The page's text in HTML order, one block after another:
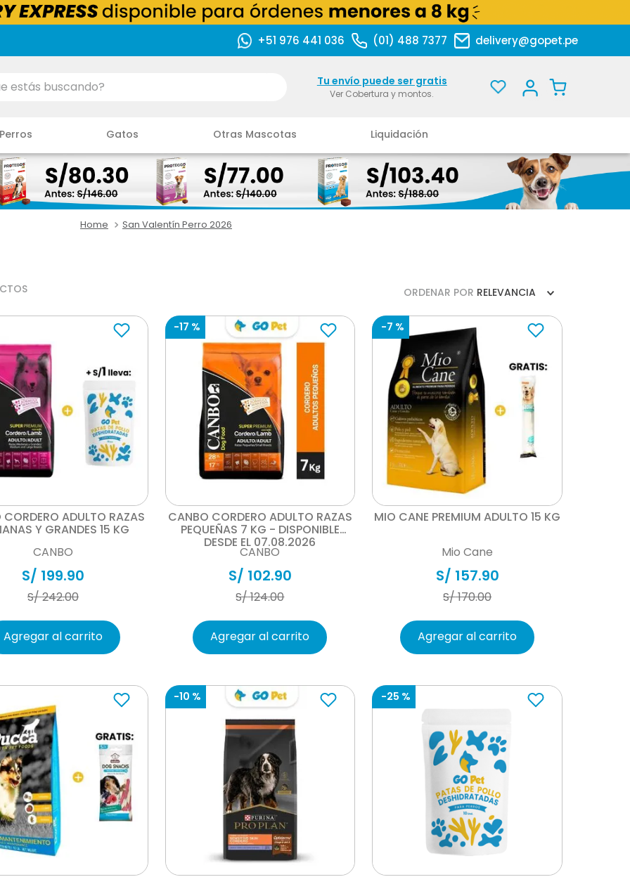
+51 976 441 036 (01) 488 7377 delivery@gopet.pe
buscando? Tu envío puede ser gratis
Ver Cobertura y montos.
Perros Gatos Otras Mascotas Liquidación
San Valentín Perro 2026
ORDENAR POR RELEVANCIA
ADULTO RAZAS
Y GRANDES 15 KG
CANBO
S/ 199.90
S/242.00
Agregar al carrito
-17 %
CANBO CORDERO ADULTO RAZAS
PEQUEÑAS 7 KG - DISPONIBLE
DESDE EL 07.08.2026
CANBO
S/ 102.90
S/124.00
Agregar al carrito
-7 %
Vista rápida
MIO CANE PREMIUM ADULTO 15 KG
Mio Cane
S/ 157.90
S/170.00
Agregar al carrito
Vista rápida
-10 %
Vista rápida
-25 %
Vista rápida